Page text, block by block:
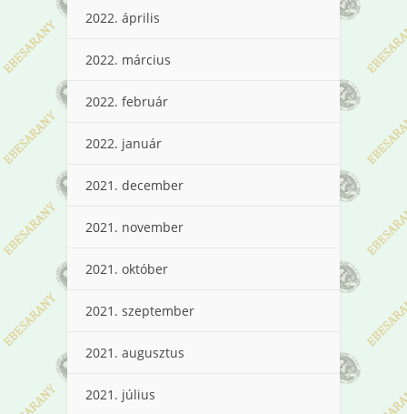
2022. április
2022. március
2022. február
2022. január
2021. december
2021. november
2021. október
2021. szeptember
2021. augusztus
2021. július